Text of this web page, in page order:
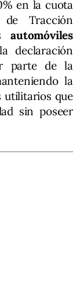
en la cuota
Tracción
automóviles
declaración
parte de la
la
utilitarios que
sin poseer